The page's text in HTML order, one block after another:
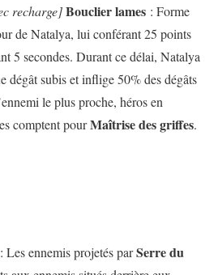
recharge]Bouclier lames : Forme
de Natalya, lui conférant 25 points
5 secondes. Durant ce délai, Natalya
dégât subis et inflige 50% des dégâts
le plus proche, héros en
comptent pourMaîtrise des griffes.
: Les ennemis projetés parSerre du